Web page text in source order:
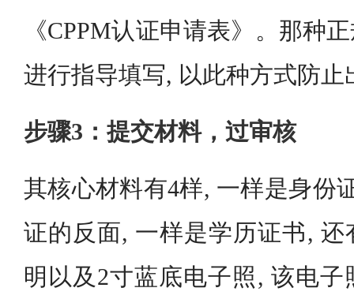
《CPPM认证申请表》。那种
进行指导填写, 以此种方式防止
步骤3：提交材料，过审核
其核心材料有4样, 一样是身份
证的反面, 一样是学历证书,
明以及2寸蓝底电子照, 该电子